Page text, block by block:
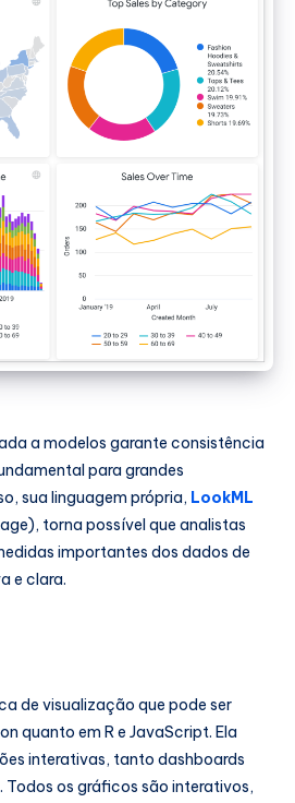
a modelos garante consistência
para grandes
sua linguagem própria, LookML
torna possível que analistas
importantes dos dados de
e clara.
de visualização que pode ser
quanto em R e JavaScript. Ela
interativas, tanto dashboards
os gráficos são interativos,